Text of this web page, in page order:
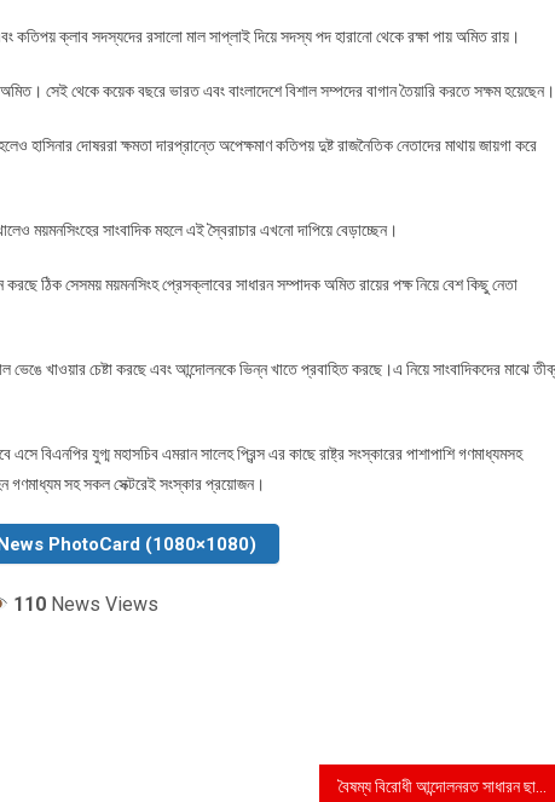
ক্লাব সদস্যদের রসালো মাল সাপ্লাই দিয়ে সদস্য পদ হারানো থেকে রক্ষা পায় অমিত রায়।
সেই থেকে কয়েক বছরে ভারত এবং বাংলাদেশে বিশাল সম্পদের বাগান তৈয়ারি করতে সক্ষম হয়েছেন।
হাসিনার দোষররা ক্ষমতা দারপ্রান্তে অপেক্ষমাণ কতিপয় দুষ্ট রাজনৈতিক নেতাদের মাথায় জায়গা করে
ময়মনসিংহের সাংবাদিক মহলে এই স্বৈরাচার এখনো দাপিয়ে বেড়াচ্ছেন।
ঠিক সেসময় ময়মনসিংহ প্রেসক্লাবের সাধারন সম্পাদক অমিত রায়ের পক্ষ নিয়ে বেশ কিছু নেতা
ভেঙে খাওয়ার চেষ্টা করছে এবং আন্দোলনকে ভিন্ন খাতে প্রবাহিত করছে।এ নিয়ে সাংবাদিকদের মাঝে
বিএনপির যুগ্ম মহাসচিব এমরান সালেহ প্রিন্স এর কাছে রাষ্ট্র সংস্কারের পাশাপাশি গণমাধ্যমসহ
গণমাধ্যম সহ সকল সেক্টরেই সংস্কার প্রয়োজন।
PhotoCard (1080×1080)
110News Views